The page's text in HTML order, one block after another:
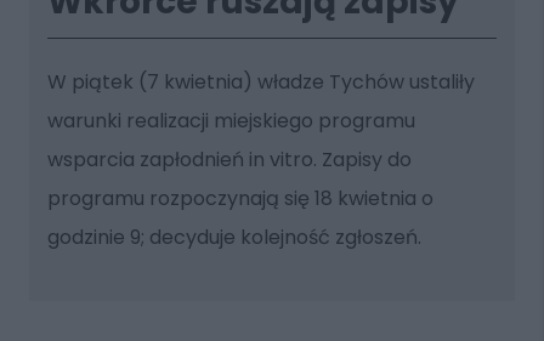
W piątek (7 kwietnia) władze Tychów ustaliły
warunki realizacji miejskiego programu
wsparcia zapłodnień in vitro. Zapisy do
programu rozpoczynają się 18 kwietnia o
godzinie 9; decyduje kolejność zgłoszeń.